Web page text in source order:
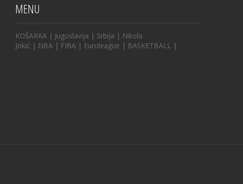
MENU
KOŠARKA | Jugoslavija | Srbija | Nikola
Jokić | NBA | FIBA | Euroleague | BASKETBALL |